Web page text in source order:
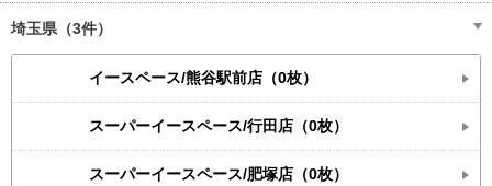
埼玉県（3件）
イースペース/熊谷駅前店（0枚）
スーパーイースペース/行田店（0枚）
スーパーイースペース/肥塚店（0枚）